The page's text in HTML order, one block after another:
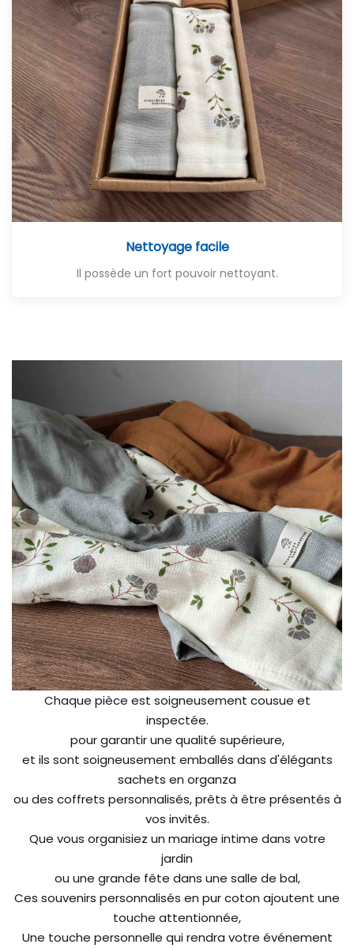
Nettoyage facile
Il possède un fort pouvoir nettoyant.
Chaque pièce est soigneusement cousue et
inspectée.
pour garantir une qualité supérieure,
et ils sont soigneusement emballés dans d'élégants
sachets en organza
ou des coffrets personnalisés, prêts à être présentés à
vos invités.
Que vous organisiez un mariage intime dans votre
jardin
ou une grande fête dans une salle de bal,
Ces souvenirs personnalisés en pur coton ajoutent une
touche attentionnée,
Une touche personnelle qui rendra votre événement